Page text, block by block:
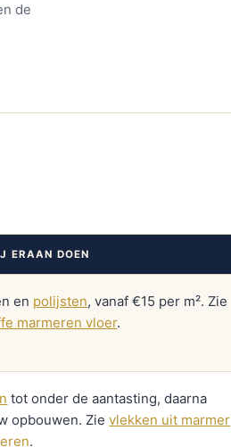
de
ERAAN DOEN
en polijsten, vanaf €15 per m². Zie
marmeren vloer.
tot onder de aantasting, daarna
opbouwen. Zievlekken uit marmer
.